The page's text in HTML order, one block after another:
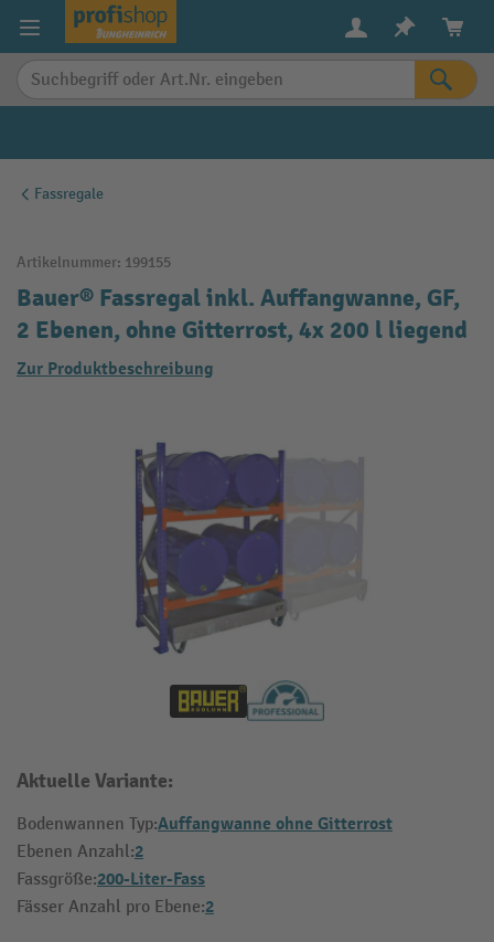
springen
Fassregale
Artikelnummer: 199155
Bauer® Fassregal inkl. Auffangwanne, GF,
2 Ebenen, ohne Gitterrost, 4x 200 l liegend
Zur Produktbeschreibung
Aktuelle Variante:
Bodenwannen Typ:Auffangwanne ohne Gitterrost
Ebenen Anzahl:2
Fassgröße:200-Liter-Fass
Fässer Anzahl pro Ebene:2